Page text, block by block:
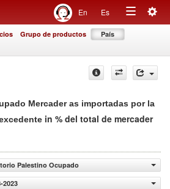
En Es
Toggle
Grupo de productos País
Mercader as importadas por la
in % del total de mercader
Palestino Ocupado
2023